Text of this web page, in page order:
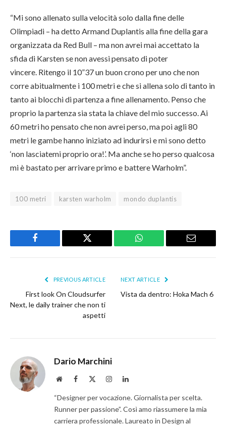
“Mi sono allenato sulla velocità solo dalla fine delle
Olimpiadi – ha detto Armand Duplantis alla fine della gara
organizzata da Red Bull – ma non avrei mai accettato la
sfida di Karsten se non avessi pensato di poter
vincere. Ritengo il 10”37 un buon crono per uno che non
corre abitualmente i 100 metri e che si allena solo di tanto in
tanto ai blocchi di partenza a fine allenamento. Penso che
proprio la partenza sia stata la chiave del mio successo. Ai
60 metri ho pensato che non avrei perso, ma poi agli 80
metri le gambe hanno iniziato ad indurirsi e mi sono detto
‘non lasciatemi proprio ora!’. Ma anche se ho perso qualcosa
mi è bastato per arrivare primo e battere Warholm”.
100 metri karsten warholm mondo duplantis
Facebook Twitter WhatsApp Email
PREVIOUS ARTICLE
First look On Cloudsurfer
Next, le daily trainer che non ti
aspetti
NEXT ARTICLE
Vista da dentro: Hoka Mach 6
Dario Marchini
WebsiteFacebook InstagramLinkedIn
“Designer per vocazione. Giornalista per scelta.
Runner per passione”. Così amo riassumere la mia
carriera professionale. Laureato in Design al